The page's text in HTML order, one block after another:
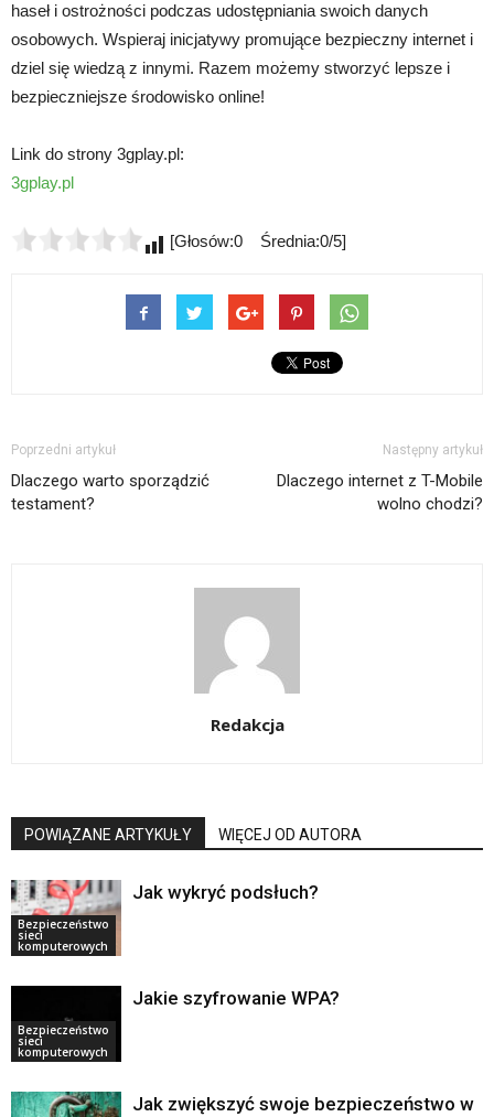
haseł i ostrożności podczas udostępniania swoich danych
osobowych. Wspieraj inicjatywy promujące bezpieczny internet i
dziel się wiedzą z innymi. Razem możemy stworzyć lepsze i
bezpieczniejsze środowisko online!
Link do strony 3gplay.pl:
3gplay.pl
[Głosów:0 Średnia:0/5]
Poprzedni artykuł
Dlaczego warto sporządzić
testament?
Następny artykuł
Dlaczego internet z T-Mobile
wolno chodzi?
Redakcja
POWIĄZANE ARTYKUŁY WIĘCEJ OD AUTORA
Bezpieczeństwo
sieci
komputerowych
Jak wykryć podsłuch?
Bezpieczeństwo
sieci
komputerowych
Jakie szyfrowanie WPA?
Jak zwiększyć swoje bezpieczeństwo w